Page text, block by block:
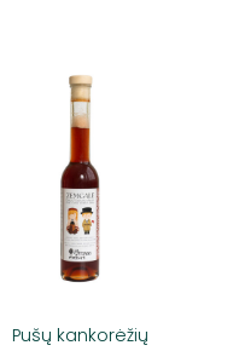
Pušų kankorėžių